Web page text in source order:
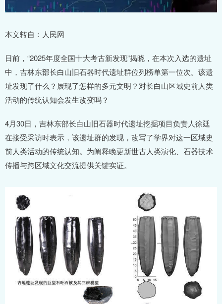
本文转自：人民网
日前，“2025年度全国十大考古新发现”揭晓，在本次入选的遗址
中，吉林东部长白山旧石器时代遗址群位列榜单第一位次。该遗
址发现了什么？展现了怎样的多元文明？对长白山区域史前人类
活动的传统认知会发生改变吗？
4月30日，吉林东部长白山旧石器时代遗址挖掘项目负责人徐廷
在接受采访时表示，该遗址群的发现，改写了学界对这一区域史
前人类活动的传统认知。为阐释晚更新世古人类演化、石器技术
传播与跨区域文化交流提供关键实证。